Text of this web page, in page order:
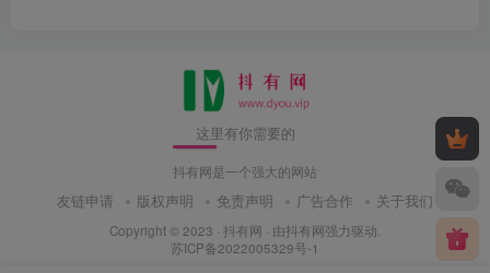
这里有你需要的
抖有网是一个强大的网站
友链申请 版权声明 免责声明 广告合作 关于我们
Copyright © 2023 · 抖有网 · 由抖有网强力驱动.
苏ICP备2022005329号-1